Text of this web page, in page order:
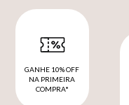
GANHE 10% OFF
NA PRIMEIRA
COMPRA*